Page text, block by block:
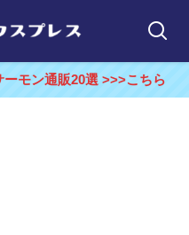
モン通販20選 >>>こちら